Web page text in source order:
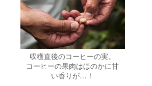
収穫直後のコーヒーの実。
コーヒーの果肉はほのかに甘
い香りが…！